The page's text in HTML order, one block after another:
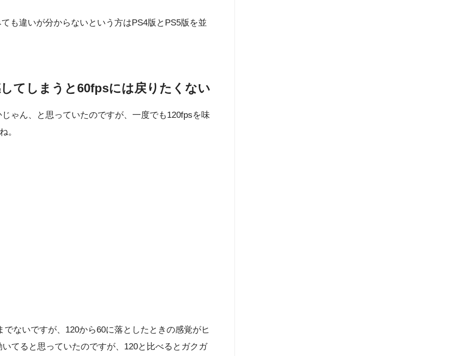
も違いが分からないという方はPS4版とPS5版を並
てしまうと60fpsには戻りたくない
ゃん、と思っていたのですが、一度でも120fpsを味
。
ないですが、120から60に落としたときの感覚がヒ
てると思っていたのですが、120と比べるとガクガ